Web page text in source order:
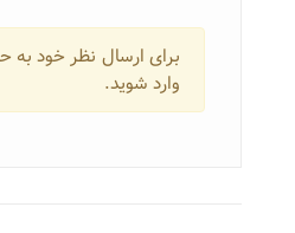
برای ارسال نظر خود به
وارد شوید.